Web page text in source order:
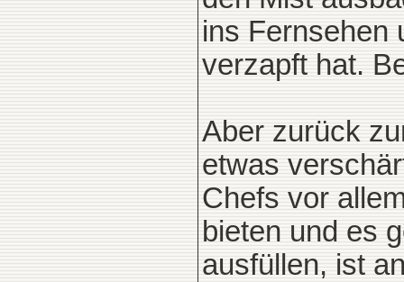
ins Fernsehen
verzapft hat.
Aber zurück
etwas
Chefs vor
bieten und es
ausfüllen, ist